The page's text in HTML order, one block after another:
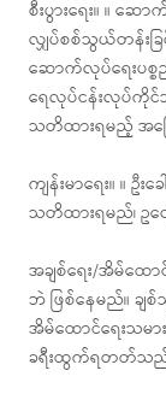
စီးပွားရေး။ ။
လျှပ်စစ်သွယ်တန်းခြ
ဆောက်လုပ်ရေးပစ္စ
ရေလုပ်ငန်းလုပ်ကိုင်
သတိထားရမည့် အခ
ကျန်းမာရေး။ ။
သတိထားရမည်၊ ဥဏှ
အချစ်ရေး/အိမ်ထေ
ဘဲ ဖြစ်နေမည်။ ချ
အိမ်ထောင်ရေးသမာ
ခရီးထွက်ရတတ်သ